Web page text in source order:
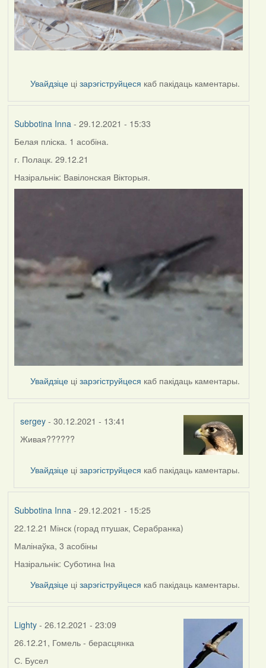
Увайдзіце цізарэгіструйцеся каб пакідаць каментары.
Subbotina Inna - 29.12.2021 - 15:33
Белая пліска. 1 асобіна.
г. Полацк. 29.12.21
Назіральнік: Вавілонская Вікторыя.
Увайдзіце цізарэгіструйцеся каб пакідаць каментары.
sergey - 30.12.2021 - 13:41
In
Subbotina
Живая??????
Увайдзіце цізарэгіструйцеся каб пакідаць каментары.
Subbotina Inna - 29.12.2021 - 15:25
22.12.21 Мінск (горад птушак, Серабранка)
Малінаўка, 3 асобіны
Назіральнік: Суботина Іна
Увайдзіце цізарэгіструйцеся каб пакідаць каментары.
Lighty- 26.12.2021 - 23:09
26.12.21, Гомель - берасцянка
С. Бусел